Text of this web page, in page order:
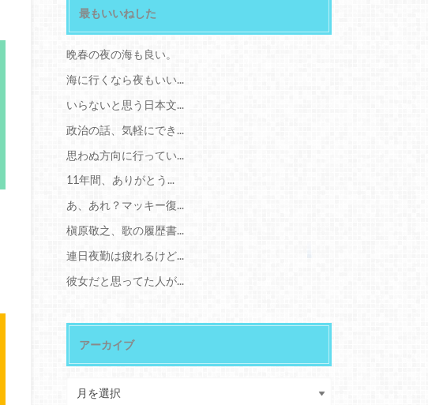
最もいいねした
晩春の夜の海も良い。
海に行くなら夜もいい...
いらないと思う日本文...
政治の話、気軽にでき...
思わぬ方向に行ってい...
11年間、ありがとう...
あ、あれ？マッキー復...
槇原敬之、歌の履歴書...
連日夜勤は疲れるけど...
彼女だと思ってた人が...
アーカイブ